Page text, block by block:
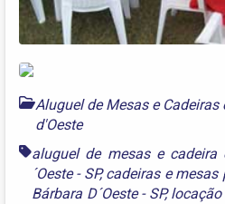
Aluguel de Mesas e
d'Oeste
aluguel de mesas e cadeira
´Oeste - SP,cadeiras e mesas
Bárbara D´Oeste - SP,locação